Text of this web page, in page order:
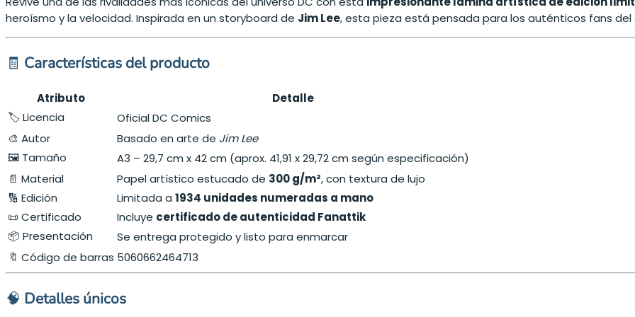
heroísmo y la velocidad. Inspirada en un storyboard de Jim Lee, esta pieza está pensada para los auténticos fans
🧾 Características del producto
Atributo
Detalle
🏷️ Licencia
Oficial DC Comics
🎨 Autor
Basado en arte de Jim Lee
🖼️ Tamaño
A3 – 29,7 cm x 42 cm (aprox. 41,91 x 29,72 cm según especificación)
📄 Material
Papel artístico estucado de 300 g/m², con textura de lujo
🔢 Edición
Limitada a 1934 unidades numeradas a mano
📜 Certificado
Incluye certificado de autenticidad Fanattik
📦 Presentación
Se entrega protegido y listo para enmarcar
🔖 Código de barras 5060662464713
🧠 Detalles únicos